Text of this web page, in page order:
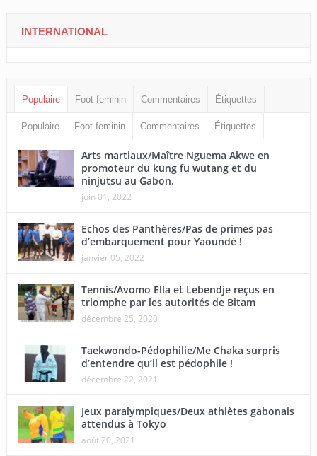
INTERNATIONAL
Populaire Foot feminin Commentaires Étiquettes
Populaire Foot feminin Commentaires Étiquettes
Arts martiaux/Maître Nguema Akwe en
promoteur du kung fu wutang et du
ninjutsu au Gabon.
juin 01, 2022
Echos des Panthères/Pas de primes pas
d’embarquement pour Yaoundé !
janvier 05, 2022
Tennis/Avomo Ella et Lebendje reçus en
triomphe par les autorités de Bitam
décembre 25, 2020
Taekwondo-Pédophilie/Me Chaka surpris
d’entendre qu’il est pédophile !
décembre 22, 2021
Jeux paralympiques/Deux athlètes gabonais
attendus à Tokyo
août 20, 2021